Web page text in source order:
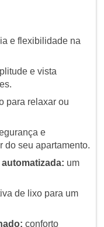
e flexibilidade na
e vista
para relaxar ou
e
do seu apartamento.
um
de lixo para um
conforto